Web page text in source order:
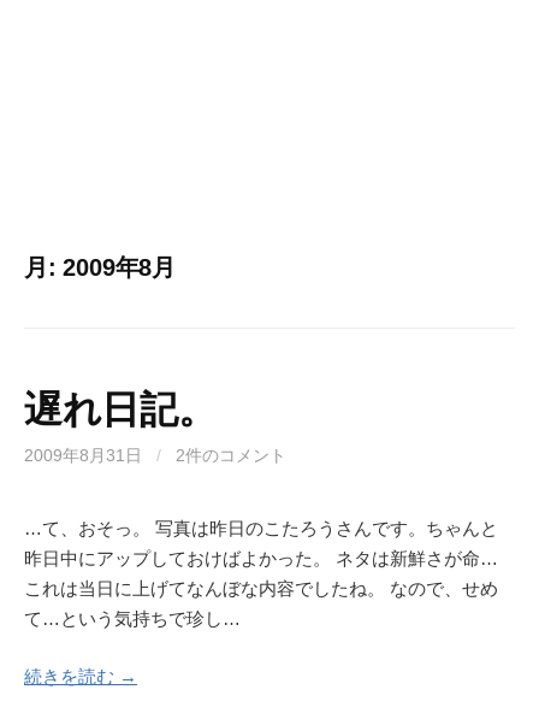
月:2009年8月
遅れ日記。
2009年8月31日 / 2件のコメント
…て、おそっ。 写真は昨日のこたろうさんです。ちゃんと
昨日中にアップしておけばよかった。 ネタは新鮮さが命…
これは当日に上げてなんぼな内容でしたね。 なので、せめ
て…という気持ちで珍し…
続きを読む →